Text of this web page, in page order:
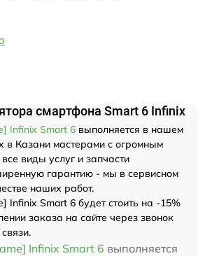
смартфона Smart 6 Infinix
Infinix Smart 6 выполняется в нашем
в Казани мастерами с огромным
виды услуг и запчасти
гарантию - мы в сервисном
наших работ.
Infinix Smart 6 будет стоить на -15%
заказа на сайте через звонок
Infinix Smart 6 выполняется